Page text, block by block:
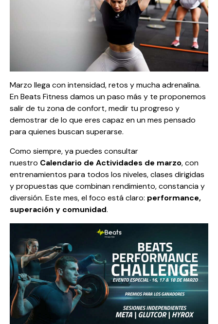
Marzo llega con intensidad, retos y mucha adrenalina.
En Beats Fitness damos un paso más y te proponemos
salir de tu zona de confort, medir tu progreso y
demostrar de lo que eres capaz en un mes pensado
para quienes buscan superarse.
Como siempre, ya puedes consultar
nuestro Calendario de Actividades de marzo, con
entrenamientos para todos los niveles, clases dirigidas
y propuestas que combinan rendimiento, constancia y
diversión. Este mes, el foco está claro: performance,
superación y comunidad.